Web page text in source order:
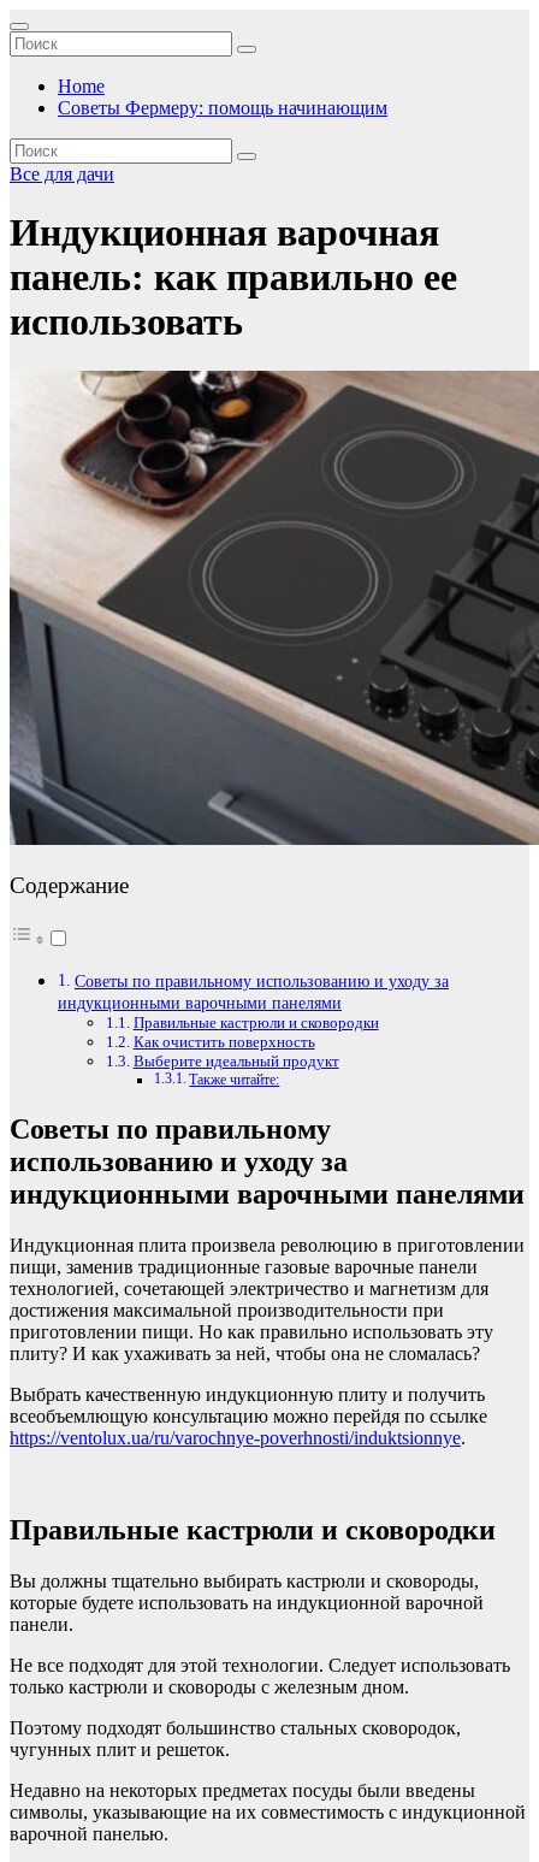
Перейти
к
содержимому
Home
Советы Фермеру: помощь начинающим
Все для дачи
Индукционная варочная
панель: как правильно ее
использовать
Содержание
Советы по правильному использованию и уходу за
индукционными варочными панелями
Правильные кастрюли и сковородки
Как очистить поверхность
Выберите идеальный продукт
Также читайте:
Советы по правильному
использованию и уходу за
индукционными варочными панелями
Индукционная плита произвела революцию в приготовлении
пищи, заменив традиционные газовые варочные панели
технологией, сочетающей электричество и магнетизм для
достижения максимальной производительности при
приготовлении пищи. Но как правильно использовать эту
плиту? И как ухаживать за ней, чтобы она не сломалась?
Выбрать качественную индукционную плиту и получить
всеобъемлющую консультацию можно перейдя по ссылке
https://ventolux.ua/ru/varochnye-poverhnosti/induktsionnye.
Правильные кастрюли и сковородки
Вы должны тщательно выбирать кастрюли и сковороды,
которые будете использовать на индукционной варочной
панели.
Не все подходят для этой технологии. Следует использовать
только кастрюли и сковороды с железным дном.
Поэтому подходят большинство стальных сковородок,
чугунных плит и решеток.
Недавно на некоторых предметах посуды были введены
символы, указывающие на их совместимость с индукционной
варочной панелью.